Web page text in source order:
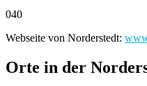
040
Webseite von Norderstedt:
Orte in der